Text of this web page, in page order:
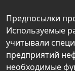
Предпосылки
Используемые
учитывали
предприятий
необходимые